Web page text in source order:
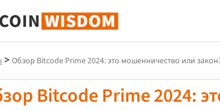
Мудрость
> Обзор Bitcode Prime 2024: это мошенничество или
Bitcode Prime 2024: